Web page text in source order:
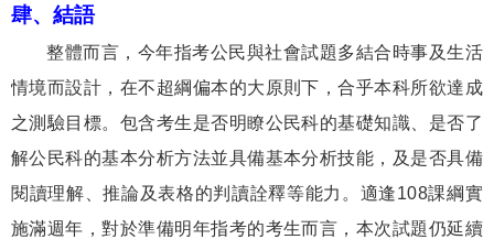
肆、結語
整體而言，今年指考公民與社會試題多結合時事及生活
情境而設計，在不超綱偏本的大原則下，合乎本科所欲達成
之測驗目標。包含考生是否明瞭公民科的基礎知識、是否了
解公民科的基本分析方法並具備基本分析技能，及是否具備
閱讀理解、推論及表格的判讀詮釋等能力。適逢108課綱實
施滿週年，對於準備明年指考的考生而言，本次試題仍延續